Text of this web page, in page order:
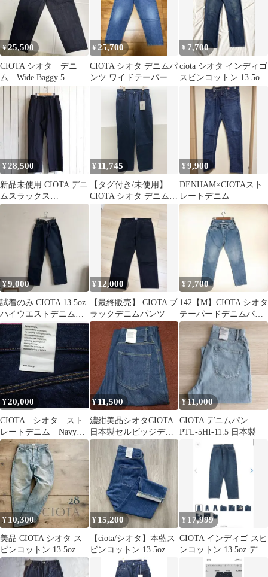
¥25,500
CIOTA シオタ デニ
ム Wide Baggy 5
Pocket Pants
¥25,700
CIOTA シオタ デニムパ
ンツ ワイドテーパー
ド ジーンズ 32インチ
未使用品
¥ 7,700
ciota シオタ インディゴ
スビンコットン 13.5oz
テーパードデニム
¥28,500
新品未使用 CIOTA デニ
ムスラックス
(D.NAVY)
¥ 11,745
【タグ付き/未使用】
CIOTA シオタ デニムパ
ンツ メンズ 32 インデ
ィゴ コットン IACコラ
ボ 20-IAC-CI-01
SGSF26-1871
¥9,900
DENHAM×CIOTAスト
レートデニム
¥9,000
試着のみ CIOTA 13.5oz
ハイウエストデニムパ
ンツ Size 26
¥ 12,000
【最終販売】 CIOTA ブ
ラックデニムパンツ
¥7,700
142【M】CIOTA シオタ
テーパードデニムパン
ツ ジーンズ 色落ち 日
¥20,000
CIOTA シオタ スト
レートデニム Navy
30
¥11,500
濃紺美品シオタCIOTA
日本製セルビッジデニ
ムチェーンステッチ
¥11,000
CIOTA デニムパン
PTL-5HI-11.5 日本製
¥ 10,300
美品 CIOTA シオタ ス
ビンコットン 13.5oz ス
トレートデニム 28
¥ 15,200
【ciota/シオタ】本藍ス
ビンコットン 13.5oz ス
トレートデニム
¥ 17,999
CIOTA インディゴ スピ
ンコットン 13.5oz デニ